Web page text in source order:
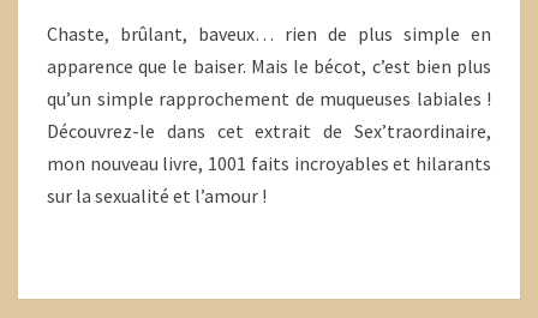
LE
BAISER
Chaste, brûlant, baveux… rien de plus simple en
apparence que le baiser. Mais le bécot, c’est bien plus
qu’un simple rapprochement de muqueuses labiales !
Découvrez-le dans cet extrait de Sex’traordinaire,
mon nouveau livre, 1001 faits incroyables et hilarants
sur la sexualité et l’amour !